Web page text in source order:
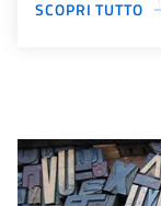
SCOPRI TUTTO